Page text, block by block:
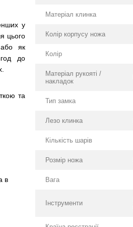
у
цього
як
до
та
в
Матеріал клинка
Колір корпусу ножа
Колір
Матеріал рукояті /
накладок
Тип замка
Лезо клинка
Кількість шарів
Розмір ножа
Вага
Інструменти